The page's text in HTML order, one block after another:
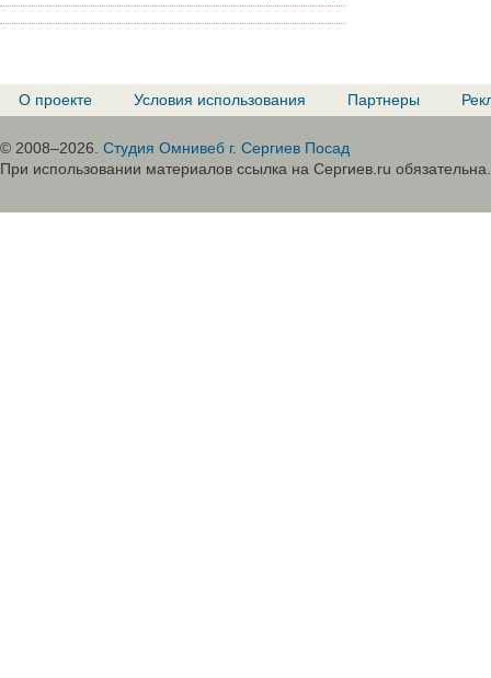
О проекте Условия использования Партнеры
© 2008–2026. Студия Омнивеб г. Сергиев Посад
При использовании материалов ссылка на Сергиев.ru обязательна.